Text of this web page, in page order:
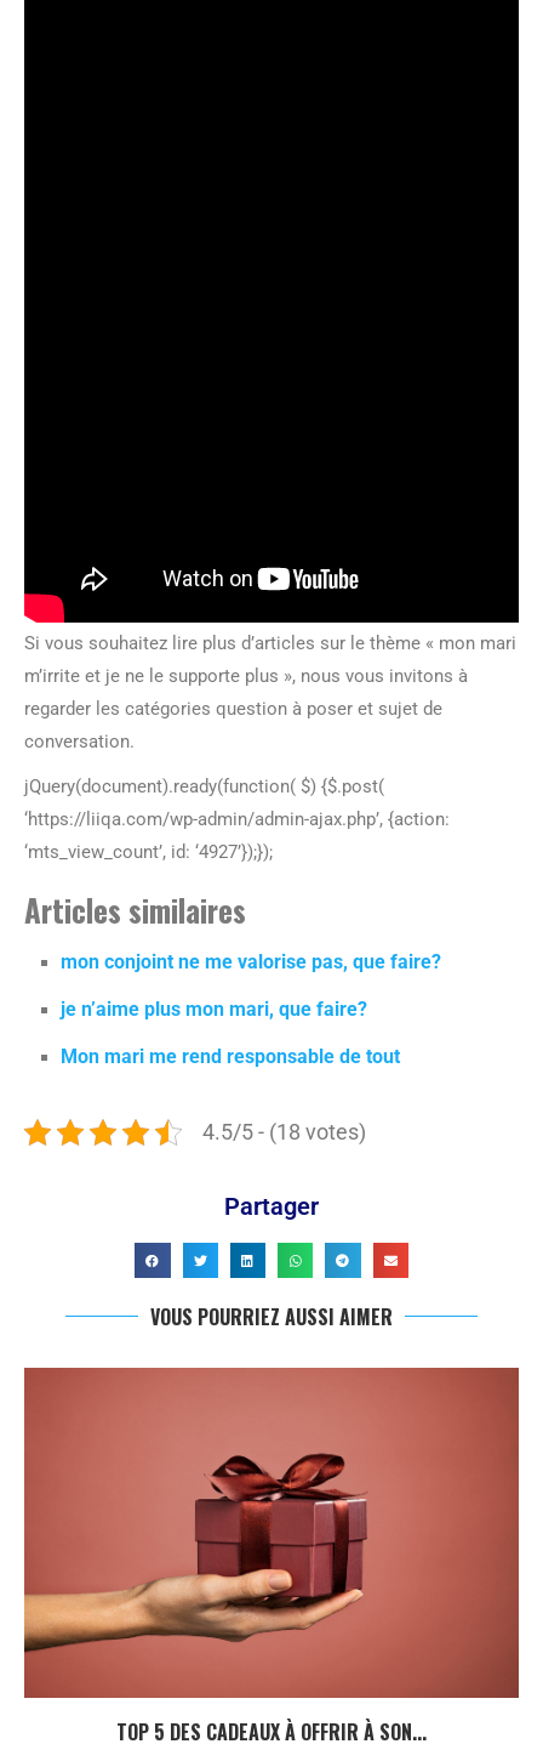
Si vous souhaitez lire plus d’articles sur le thème « mon mari
m’irrite et je ne le supporte plus », nous vous invitons à
regarder les catégories question à poser et sujet de
conversation.
jQuery(document).ready(function( $) {$.post(
‘https://liiqa.com/wp-admin/admin-ajax.php’, {action:
‘mts_view_count’, id: ‘4927’});});
Articles similaires
mon conjoint ne me valorise pas, que faire?
je n’aime plus mon mari, que faire?
Mon mari me rend responsable de tout
4.5/5 - (18 votes)
Partager
VOUS POURRIEZ AUSSI AIMER
TOP 5 DES CADEAUX À OFFRIR À SON...